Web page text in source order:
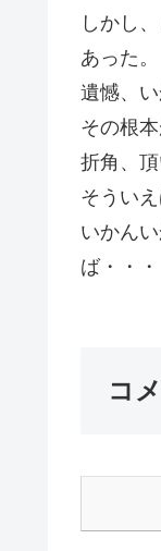
しかし
あった。
遺憾、
その根
折角、
そうい
いかん
ば
コ